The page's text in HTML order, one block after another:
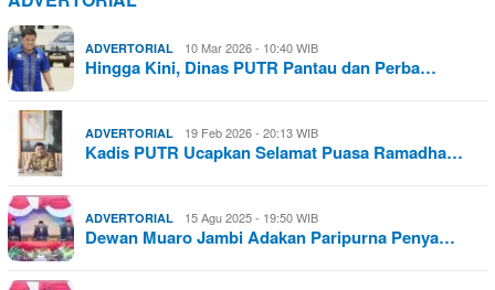
ADVERTORIAL 10 Mar 2026 - 10:40 WIB
Hingga Kini, Dinas PUTR Pantau dan Perba…
ADVERTORIAL 19 Feb 2026 - 20:13 WIB
Kadis PUTR Ucapkan Selamat Puasa Ramadha…
ADVERTORIAL 15 Agu 2025 - 19:50 WIB
Dewan Muaro Jambi Adakan Paripurna Penya…